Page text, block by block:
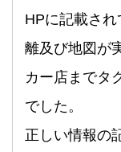
HPに記載さ
離及び地図が
カー店までタ
でした。
正しい情報の